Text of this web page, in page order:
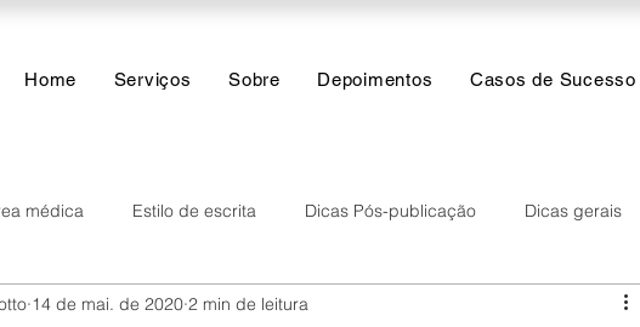
Home Serviços Sobre Depoimentos Casos de Sucesso
médica Estilo de escrita Dicas Pós-publicação Dicas gerais
Inteligência Artificial Funções do dia a dia Análise Estatística
14 de mai. de 2020 2 min de leitura